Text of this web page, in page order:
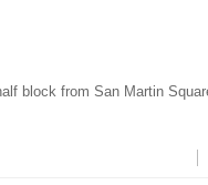
block from San Martin